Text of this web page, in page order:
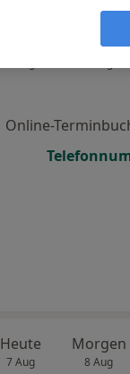
Morgen
Online-
Heute
7 Aug
Morgen
8 Aug